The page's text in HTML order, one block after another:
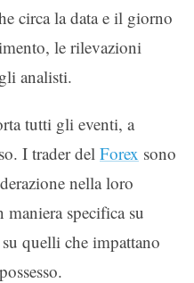
circa la data e il giorno
le rilevazioni
analisti.
tutti gli eventi, a
I trader del Forex sono
nella loro
maniera specifica su
quelli che impattano